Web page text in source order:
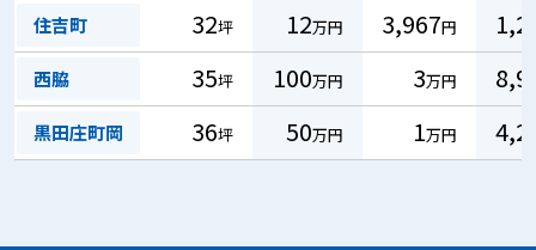
住吉町 32坪 12万円 3,967円
西脇 35坪 100万円 3万円
黒田庄町岡 36坪 50万円 1万円